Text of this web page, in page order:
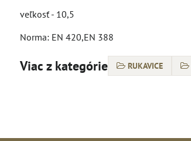
veľkosť - 10,5
Norma: EN 420,EN 388
Viac z kategórie RUKAVICE